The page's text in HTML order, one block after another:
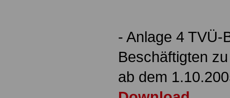
- Anlage 4 TVÜ-
Beschäftigten
ab dem